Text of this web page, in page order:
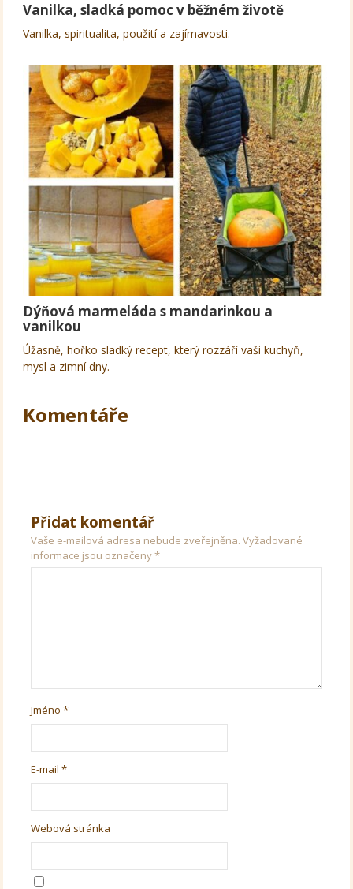
Vanilka, sladká pomoc v běžném životě
Vanilka, spiritualita, použití a zajímavosti.
Dýňová marmeláda s mandarinkou a
vanilkou
Úžasně, hořko sladký recept, který rozzáří vaši kuchyň,
mysl a zimní dny.
Komentáře
Přidat komentář
Vaše e-mailová adresa nebude zveřejněna. Vyžadované
informace jsou označeny*
Jméno*
E-mail*
Webová stránka